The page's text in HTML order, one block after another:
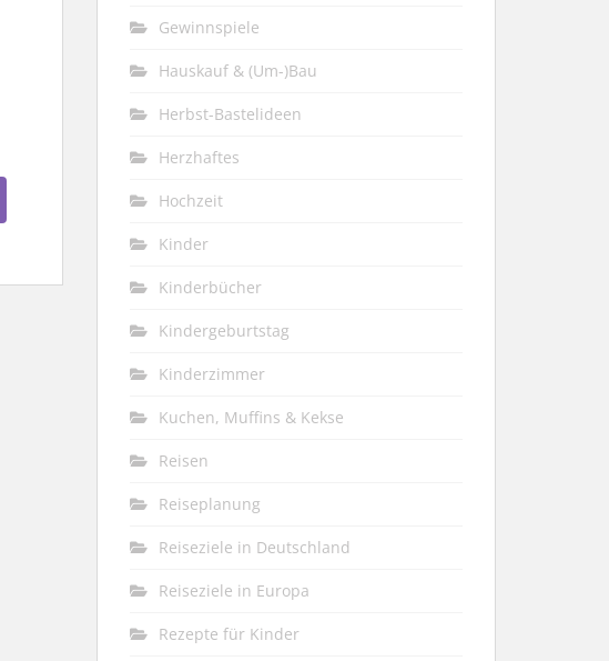
Gewinnspiele
Hauskauf & (Um-)Bau
Herbst-Bastelideen
Herzhaftes
Hochzeit
Kinder
Kinderbücher
Kindergeburtstag
Kinderzimmer
Kuchen, Muffins & Kekse
Reisen
Reiseplanung
Reiseziele in Deutschland
Reiseziele in Europa
Rezepte für Kinder